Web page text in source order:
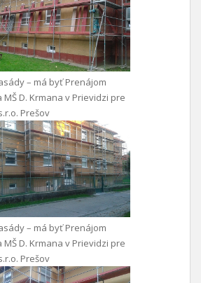
– má byť Prenájom
MŠ D. Krmana v Prievidzi pre
Prešov
– má byť Prenájom
MŠ D. Krmana v Prievidzi pre
Prešov